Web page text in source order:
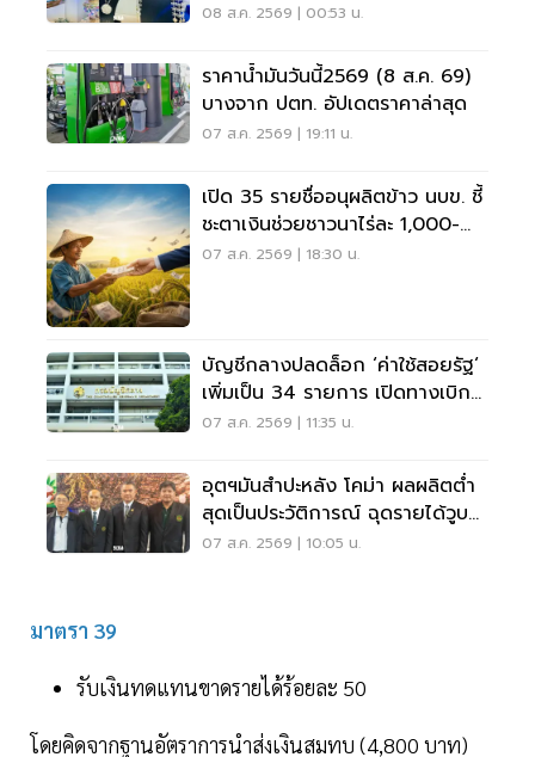
08 ส.ค. 2569 | 00:53 น.
ราคาน้ำมันวันนี้2569 (8 ส.ค. 69)
บางจาก ปตท. อัปเดตราคาล่าสุด
07 ส.ค. 2569 | 19:11 น.
เปิด 35 รายชื่ออนุผลิตข้าว นบข. ชี้
ชะตาเงินช่วยชาวนาไร่ละ 1,000-
2,000
07 ส.ค. 2569 | 18:30 น.
บัญชีกลางปลดล็อก ‘ค่าใช้สอยรัฐ‘
เพิ่มเป็น 34 รายการ เปิดทางเบิก
ค่าซอฟต์แวร์
07 ส.ค. 2569 | 11:35 น.
อุตฯมันสำปะหลัง โคม่า ผลผลิตต่ำ
สุดเป็นประวัติการณ์ ฉุดรายได้วูบ
กว่า 8.5 หมื่นล้าน
07 ส.ค. 2569 | 10:05 น.
มาตรา 39
รับเงินทดแทนขาดรายได้ร้อยละ 50
โดยคิดจากฐานอัตราการนำส่งเงินสมทบ (4,800 บาท)